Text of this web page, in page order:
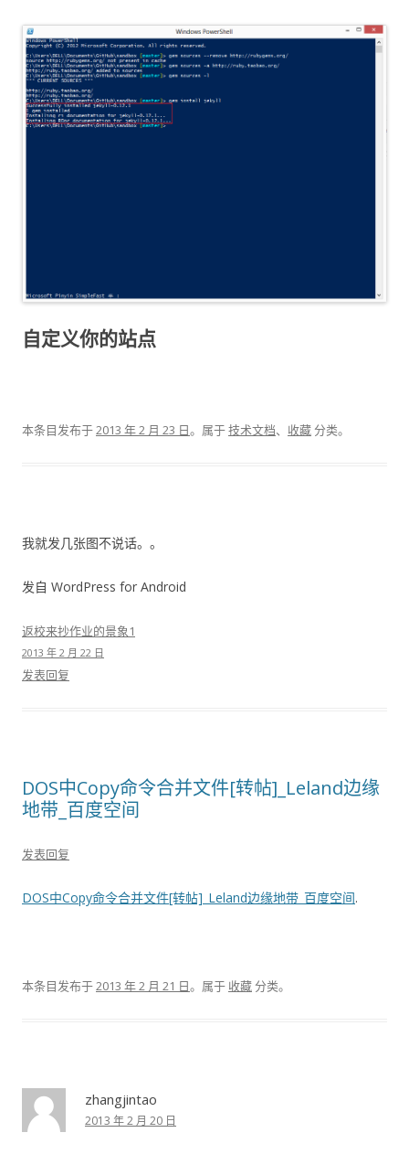
自定义你的站点
本条目发布于2013 年 2 月 23 日。属于技术文档、 收藏分类。
我就发几张图不说话。。
发自 WordPress for Android
返校来抄作业的景象1
2013 年 2 月 22 日
发表回复
DOS中Copy命令合并文件[转帖]_Leland边缘
地带_百度空间
发表回复
DOS中Copy命令合并文件[转帖]_Leland边缘地带_百度空间.
本条目发布于2013 年 2 月 21 日。属于 收藏分类。
zhangjintao
2013 年 2 月 20 日